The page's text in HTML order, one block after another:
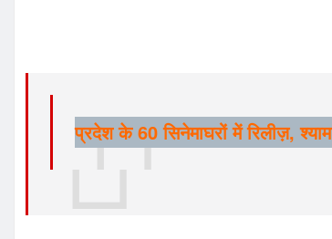
प्रदेश के 60 सिनेमाघरों में रिलीज़,